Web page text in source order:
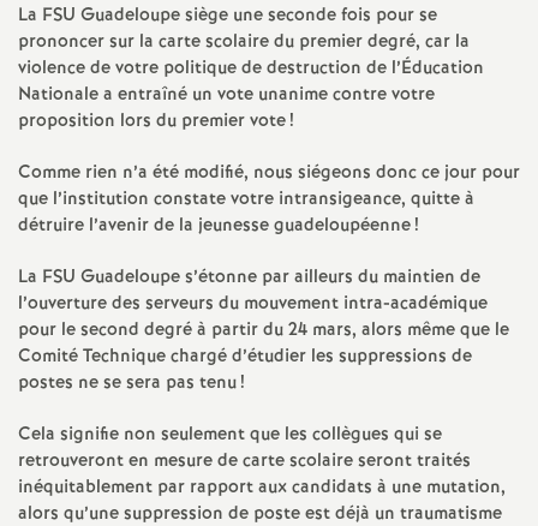
i
o
a
l
d
s
E
La FSU Guadeloupe siège une seconde fois pour se
prononcer sur la carte scolaire du premier degré, car la
violence de votre politique de destruction de l’Éducation
Nationale a entraîné un vote unanime contre votre
proposition lors du premier vote!
Comme rien n’a été modifié, nous siégeons donc ce jour pour
que l’institution constate votre intransigeance, quitte à
détruire l’avenir de la jeunesse guadeloupéenne!
La FSU Guadeloupe s’étonne par ailleurs du maintien de
l’ouverture des serveurs du mouvement intra-académique
pour le second degré à partir du 24 mars, alors même que le
Comité Technique chargé d’étudier les suppressions de
postes ne se sera pas tenu!
Cela signifie non seulement que les collègues qui se
retrouveront en mesure de carte scolaire seront traités
inéquitablement par rapport aux candidats à une mutation,
alors qu’une suppression de poste est déjà un traumatisme